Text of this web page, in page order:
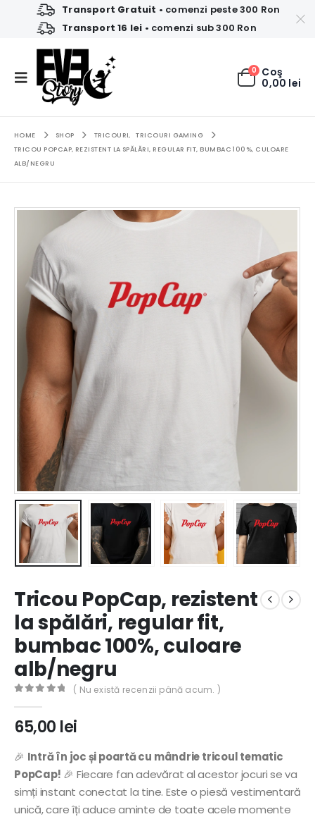
Transport Gratuit • comenzi peste 300 Ron
Transport 16 lei • comenzi sub 300 Ron
0 Coş
0,00 lei
HOME SHOP TRICOURI,
TRICOURI GAMING
TRICOU POPCAP, REZISTENT LA SPĂLĂRI, REGULAR FIT, BUMBAC 100%, CULOARE
ALB/NEGRU
Tricou PopCap, rezistent
la spălări, regular fit,
bumbac 100%, culoare
alb/negru
( Nu există recenzii până acum. )
65,00 lei
🎉 Intră în joc și poartă cu mândrie tricoul tematic
PopCap! 🎉 Fiecare fan adevărat al acestor jocuri se va
simți instant conectat la tine. Este o piesă vestimentară
unică, care îți aduce aminte de toate acele momente